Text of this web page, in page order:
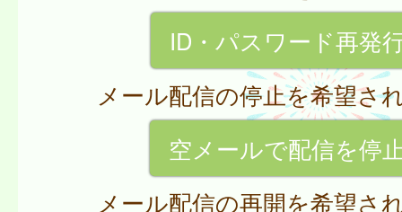
ID・パスワード再発
メール配信の停止を希望さ
空メールで配信を停
メール配信の再開を希望さ